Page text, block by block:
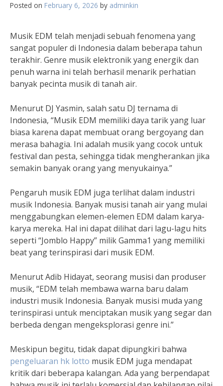
Posted on February 6, 2026 by adminkin
Musik EDM telah menjadi sebuah fenomena yang
sangat populer di Indonesia dalam beberapa tahun
terakhir. Genre musik elektronik yang energik dan
penuh warna ini telah berhasil menarik perhatian
banyak pecinta musik di tanah air.
Menurut DJ Yasmin, salah satu DJ ternama di
Indonesia, “Musik EDM memiliki daya tarik yang luar
biasa karena dapat membuat orang bergoyang dan
merasa bahagia. Ini adalah musik yang cocok untuk
festival dan pesta, sehingga tidak mengherankan jika
semakin banyak orang yang menyukainya.”
Pengaruh musik EDM juga terlihat dalam industri
musik Indonesia. Banyak musisi tanah air yang mulai
menggabungkan elemen-elemen EDM dalam karya-
karya mereka. Hal ini dapat dilihat dari lagu-lagu hits
seperti “Jomblo Happy” milik Gamma1 yang memiliki
beat yang terinspirasi dari musik EDM.
Menurut Adib Hidayat, seorang musisi dan produser
musik, “EDM telah membawa warna baru dalam
industri musik Indonesia. Banyak musisi muda yang
terinspirasi untuk menciptakan musik yang segar dan
berbeda dengan mengeksplorasi genre ini.”
Meskipun begitu, tidak dapat dipungkiri bahwa
pengeluaran hk lotto musik EDM juga mendapat
kritik dari beberapa kalangan. Ada yang berpendapat